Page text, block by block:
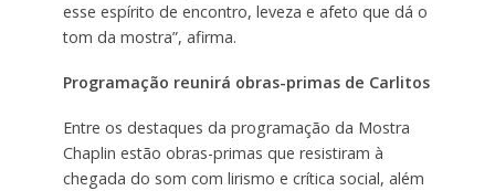
esse espírito de encontro, leveza e afeto que dá o
tom da mostra”, afirma.
Programação reunirá obras-primas de Carlitos
Entre os destaques da programação da Mostra
Chaplin estão obras-primas que resistiram à
chegada do som com lirismo e crítica social, além